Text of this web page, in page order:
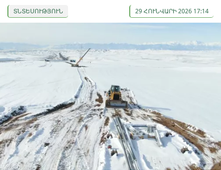
ՏՆՏԵՍՈՒԹՅՈՒՆ 29 ՀՈՒՆՎԱՐԻ 2026 17:14